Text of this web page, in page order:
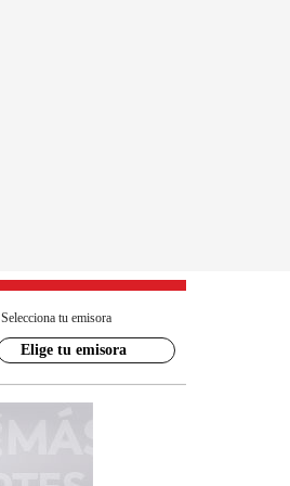
Selecciona tu emisora
Elige tu emisora